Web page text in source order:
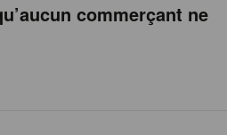
commerçant ne